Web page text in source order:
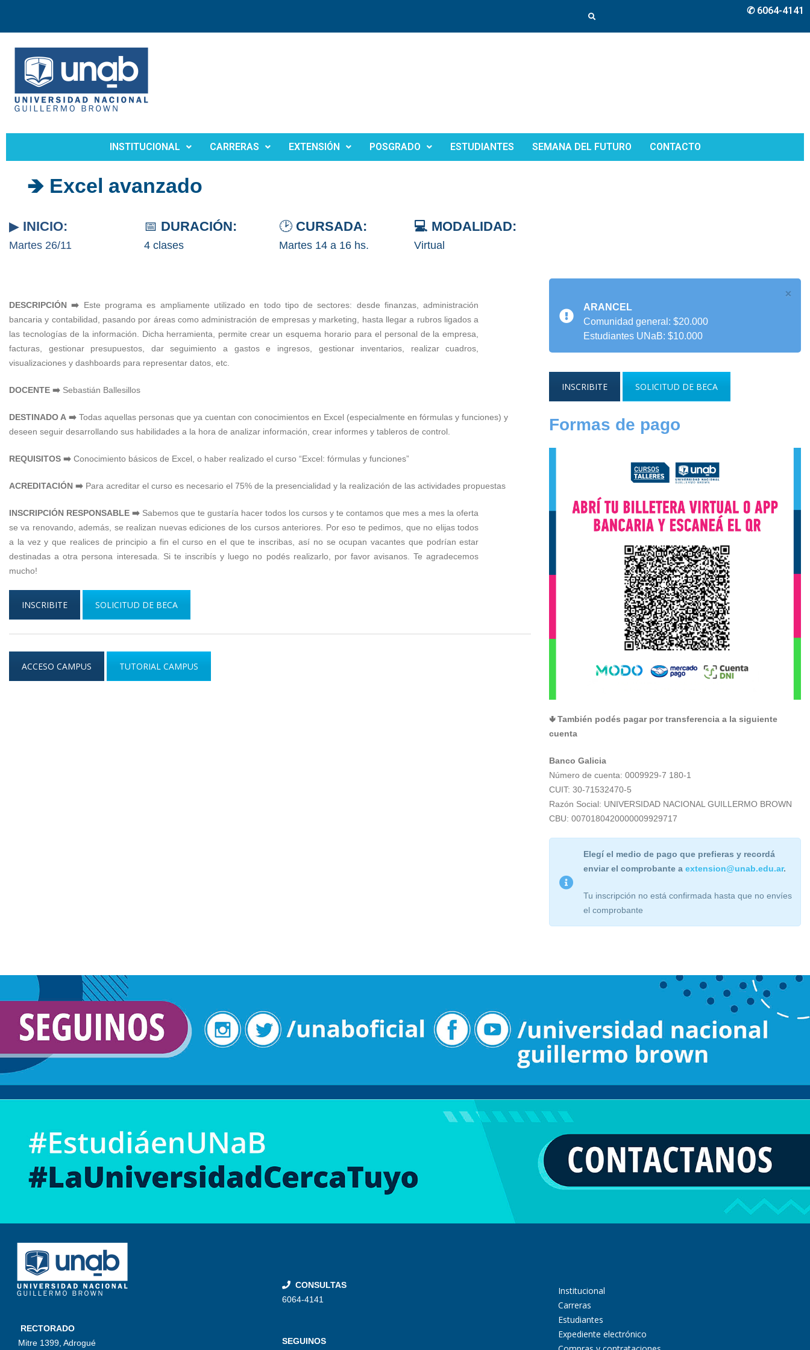
✆ 6064-4141
INSTITUCIONAL CARRERAS EXTENSIÓN POSGRADO ESTUDIANTES SEMANA DEL FUTURO CONTACTO
🡺 Excel avanzado
▶ INICIO:
Martes 26/11
📅 DURACIÓN:
4 clases
🕑 CURSADA:
Martes 14 a 16 hs.
💻 MODALIDAD:
Virtual
DESCRIPCIÓN ➡️ Este programa es ampliamente utilizado en todo tipo de sectores: desde finanzas, administración
bancaria y contabilidad, pasando por áreas como administración de empresas y marketing, hasta llegar a rubros ligados a
las tecnologías de la información. Dicha herramienta, permite crear un esquema horario para el personal de la empresa,
facturas, gestionar presupuestos, dar seguimiento a gastos e ingresos, gestionar inventarios, realizar cuadros,
visualizaciones y dashboards para representar datos, etc.
DOCENTE ➡️ Sebastián Ballesillos
DESTINADO A ➡️ Todas aquellas personas que ya cuentan con conocimientos en Excel (especialmente en fórmulas y funciones) y
deseen seguir desarrollando sus habilidades a la hora de analizar información, crear informes y tableros de control.
REQUISITOS ➡️ Conocimiento básicos de Excel, o haber realizado el curso “Excel: fórmulas y funciones”
ACREDITACIÓN ➡️ Para acreditar el curso es necesario el 75% de la presencialidad y la realización de las actividades propuestas
INSCRIPCIÓN RESPONSABLE ➡️ Sabemos que te gustaría hacer todos los cursos y te contamos que mes a mes la oferta
se va renovando, además, se realizan nuevas ediciones de los cursos anteriores. Por eso te pedimos, que no elijas todos
a la vez y que realices de principio a fin el curso en el que te inscribas, así no se ocupan vacantes que podrían estar
destinadas a otra persona interesada. Si te inscribís y luego no podés realizarlo, por favor avisanos. Te agradecemos
mucho!
INSCRIBITE SOLICITUD DE BECA
ACCESO CAMPUS TUTORIAL CAMPUS
×
ARANCEL
Comunidad general: $20.000
Estudiantes UNaB: $10.000
INSCRIBITE SOLICITUD DE BECA
Formas de pago
🢃 También podés pagar por transferencia a la siguiente
cuenta
Banco Galicia
Número de cuenta: 0009929-7 180-1
CUIT: 30-71532470-5
Razón Social: UNIVERSIDAD NACIONAL GUILLERMO BROWN
CBU: 0070180420000009929717
Elegí el medio de pago que prefieras y recordá
enviar el comprobante a extension@unab.edu.ar.
Tu inscripción no está confirmada hasta que no envíes
el comprobante
RECTORADO
Mitre 1399, Adrogué
CONSULTAS
6064-4141
SEGUINOS
Institucional
Carreras
Estudiantes
Expediente electrónico